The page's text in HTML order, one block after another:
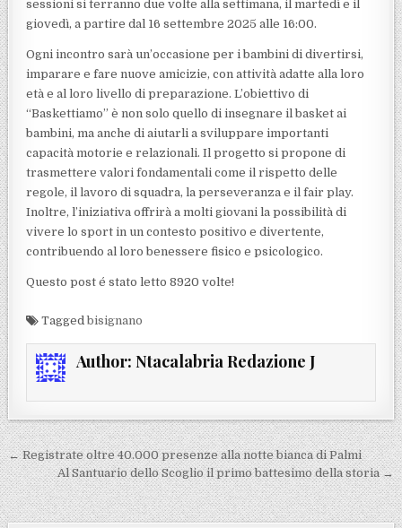
sessioni si terranno due volte alla settimana, il martedì e il
giovedì, a partire dal 16 settembre 2025 alle 16:00.
Ogni incontro sarà un’occasione per i bambini di divertirsi,
imparare e fare nuove amicizie, con attività adatte alla loro
età e al loro livello di preparazione. L’obiettivo di
“Baskettiamo” è non solo quello di insegnare il basket ai
bambini, ma anche di aiutarli a sviluppare importanti
capacità motorie e relazionali. Il progetto si propone di
trasmettere valori fondamentali come il rispetto delle
regole, il lavoro di squadra, la perseveranza e il fair play.
Inoltre, l’iniziativa offrirà a molti giovani la possibilità di
vivere lo sport in un contesto positivo e divertente,
contribuendo al loro benessere fisico e psicologico.
Questo post é stato letto 8920 volte!
Taggedbisignano
Author: Ntacalabria Redazione J
Navigazione articoli
← Registrate oltre 40.000 presenze alla notte bianca di Palmi
Al Santuario dello Scoglio il primo battesimo della storia →